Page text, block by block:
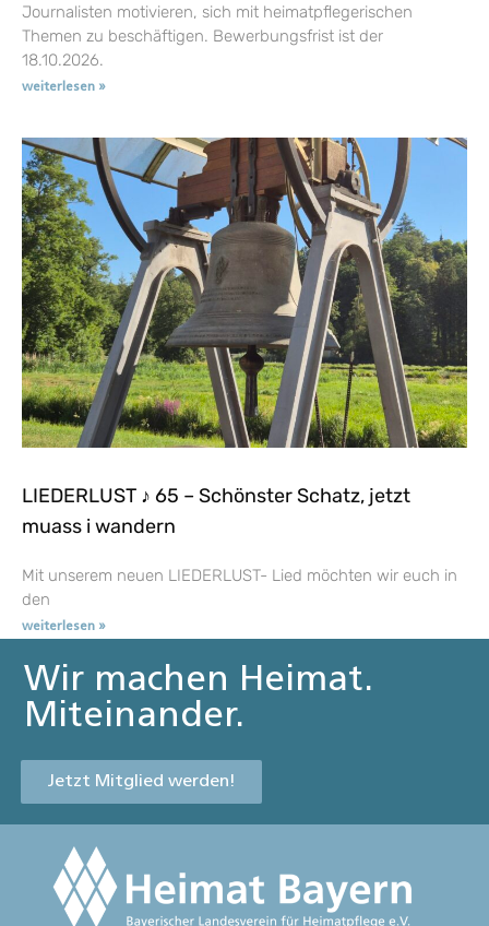
Journalisten motivieren, sich mit heimatpflegerischen
Themen zu beschäftigen. Bewerbungsfrist ist der
18.10.2026.
weiterlesen »
LIEDERLUST ♪ 65 – Schönster Schatz, jetzt
muass i wandern
Mit unserem neuen LIEDERLUST- Lied möchten wir euch in
den
weiterlesen »
Wir machen Heimat.
Miteinander.
Jetzt Mitglied werden!